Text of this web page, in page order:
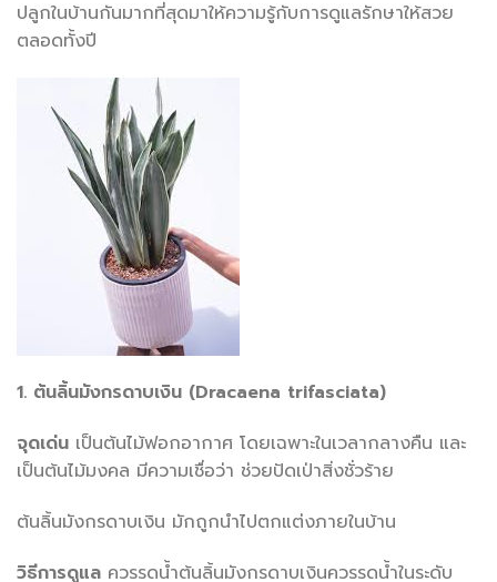
ปลูกในบ้านกันมากที่สุดมาให้ความรู้กับการดูแลรักษาให้สวย
ตลอดทั้งปี
1. ต้นลิ้นมังกรดาบเงิน (Dracaena trifasciata)
จุดเด่น เป็นต้นไม้ฟอกอากาศ โดยเฉพาะในเวลากลางคืน และ
เป็นต้นไม้มงคล มีความเชื่อว่า ช่วยปัดเป่าสิ่งชั่วร้าย
ต้นลิ้นมังกรดาบเงิน มักถูกนำไปตกแต่งภายในบ้าน
วิธีการดูแล ควรรดน้ำต้นลิ้นมังกรดาบเงินควรรดน้ำในระดับ